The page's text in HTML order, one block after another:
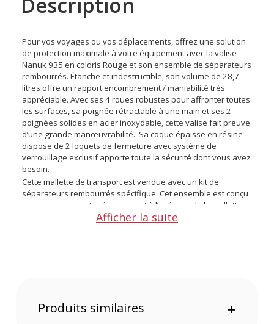
Pour vos voyages ou vos déplacements, offrez une solution
de protection maximale à votre équipement avec la valise
Nanuk 935 en coloris Rouge et son ensemble de séparateurs
rembourrés. Étanche et indestructible, son volume de 28,7
litres offre un rapport encombrement / maniabilité très
appréciable. Avec ses 4 roues robustes pour affronter toutes
les surfaces, sa poignée rétractable à une main et ses 2
poignées solides en acier inoxydable, cette valise fait preuve
d’une grande manœuvrabilité. Sa coque épaisse en résine
dispose de 2 loquets de fermeture avec système de
verrouillage exclusif apporte toute la sécurité dont vous avez
besoin.
Cette mallette de transport est vendue avec un kit de
séparateurs rembourrés spécifique. Cet ensemble est conçu
pour organiser votre équipement à l’intérieur de la mallette
selon vos besoins et vous offrir un haut niveau de protection.
Argent
Afficher la suite
Produits similaires +